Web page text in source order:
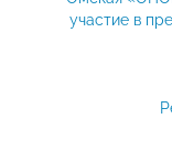
участие в